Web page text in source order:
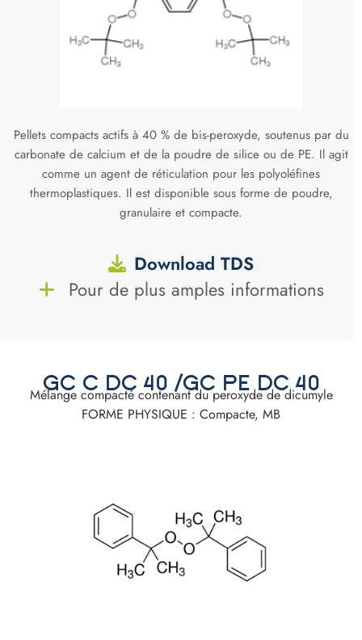
Pellets compacts actifs à 40 % de bis-peroxyde, soutenus par du
carbonate de calcium et de la poudre de silice ou de PE. Il agit
comme un agent de réticulation pour les polyoléfines
thermoplastiques. Il est disponible sous forme de poudre,
granulaire et compacte.
Download TDS
Pour de plus amples informations
GC C DC 40 /GC PE DC 40
Mélange compacté contenant du peroxyde de dicumyle
FORME PHYSIQUE : Compacte, MB